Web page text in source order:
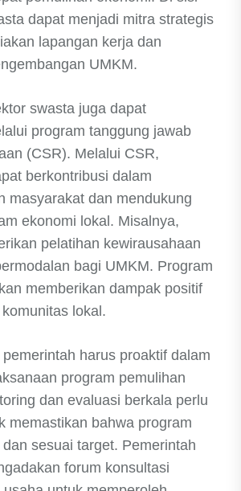
dapat menjadi mitra strategis
lapangan kerja dan
UMKM.
swasta juga dapat
program tanggung jawab
(CSR). Melalui CSR,
berkontribusi dalam
masyarakat dan mendukung
ekonomi lokal. Misalnya,
pelatihan kewirausahaan
bagi UMKM. Program
memberikan dampak positif
lokal.
harus proaktif dalam
program pemulihan
dan evaluasi berkala perlu
memastikan bahwa program
sesuai target. Pemerintah
forum konsultasi